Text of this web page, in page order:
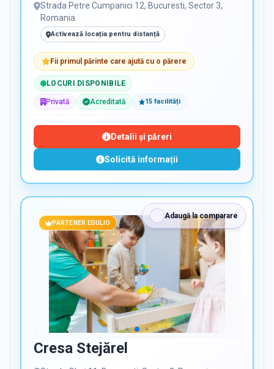
Strada Petre Cumpanici 12, Bucuresti, Sector 3,
Romania
Activează locația pentru distanță
Fii primul părinte care ajută cu o părere
LOCURI DISPONIBILE
Privată Acreditată 15 facilități
Detalii și păreri
Solicită informații
Adaugă la comparare
PARTENER EDULIO
Cresa Stejărel